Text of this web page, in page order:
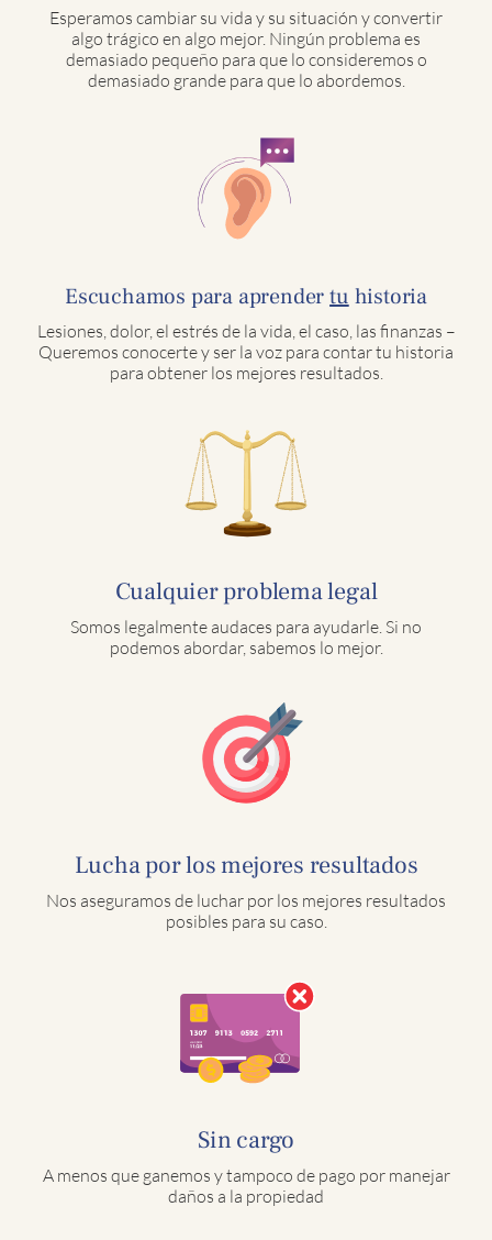
Esperamos cambiar su vida y su situación y convertir
algo trágico en algo mejor. Ningún problema es
demasiado pequeño para que lo consideremos o
demasiado grande para que lo abordemos.
Escuchamos para aprendertu historia
Lesiones, dolor, el estrés de la vida, el caso, las finanzas –
Queremos conocerte y ser la voz para contar tu historia
para obtener los mejores resultados.
Cualquier problema legal
Somos legalmente audaces para ayudarle. Si no
podemos abordar, sabemos lo mejor.
Lucha por los mejores resultados
Nos aseguramos de luchar por los mejores resultados
posibles para su caso.
Sin cargo
A menos que ganemos y tampoco de pago por manejar
daños a la propiedad